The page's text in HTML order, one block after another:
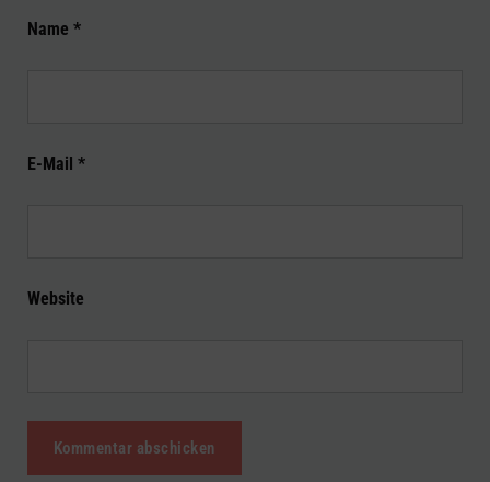
Name *
E-Mail *
Website